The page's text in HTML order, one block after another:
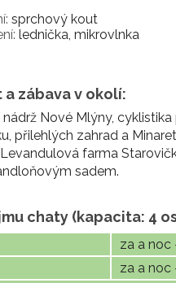
sprchový kout
lednička, mikrovlnka
zábava v okolí:
Nové Mlýny,
přilehlých zahrad a
farma
sadem.
chaty (kapacita: 4
za a noc
za a noc